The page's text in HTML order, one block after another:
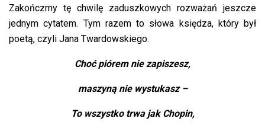
Zakończmy tę chwilę zaduszkowych rozważań jeszcze
jednym cytatem. Tym razem to słowa księdza, który był
poetą, czyli Jana Twardowskiego.
Choć piórem nie zapiszesz,
maszyną nie wystukasz –
To wszystko trwa jak Chopin,